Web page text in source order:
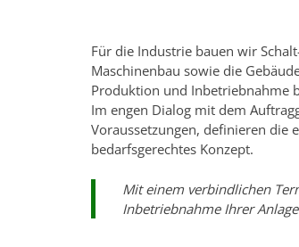
Für die Industrie bauen wir
Maschinenbau sowie die
Produktion und Inbetriebnahme
Im engen Dialog mit dem
Voraussetzungen, definieren die
bedarfsgerechtes Konzept.
Mit einem verbindlichen
Inbetriebnahme Ihrer